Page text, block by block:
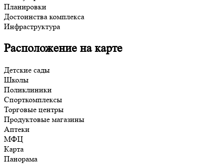
Планировки
Достоинства комплекса
Инфраструктура
Расположение на карте
Детские сады
Школы
Поликлиники
Спорткомплексы
Торговые центры
Продуктовые магазины
Аптеки
МФЦ
Карта
Панорама